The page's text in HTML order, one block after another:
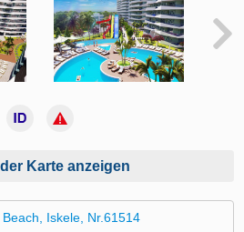
Karte anzeigen
Iskele, Nr.61514